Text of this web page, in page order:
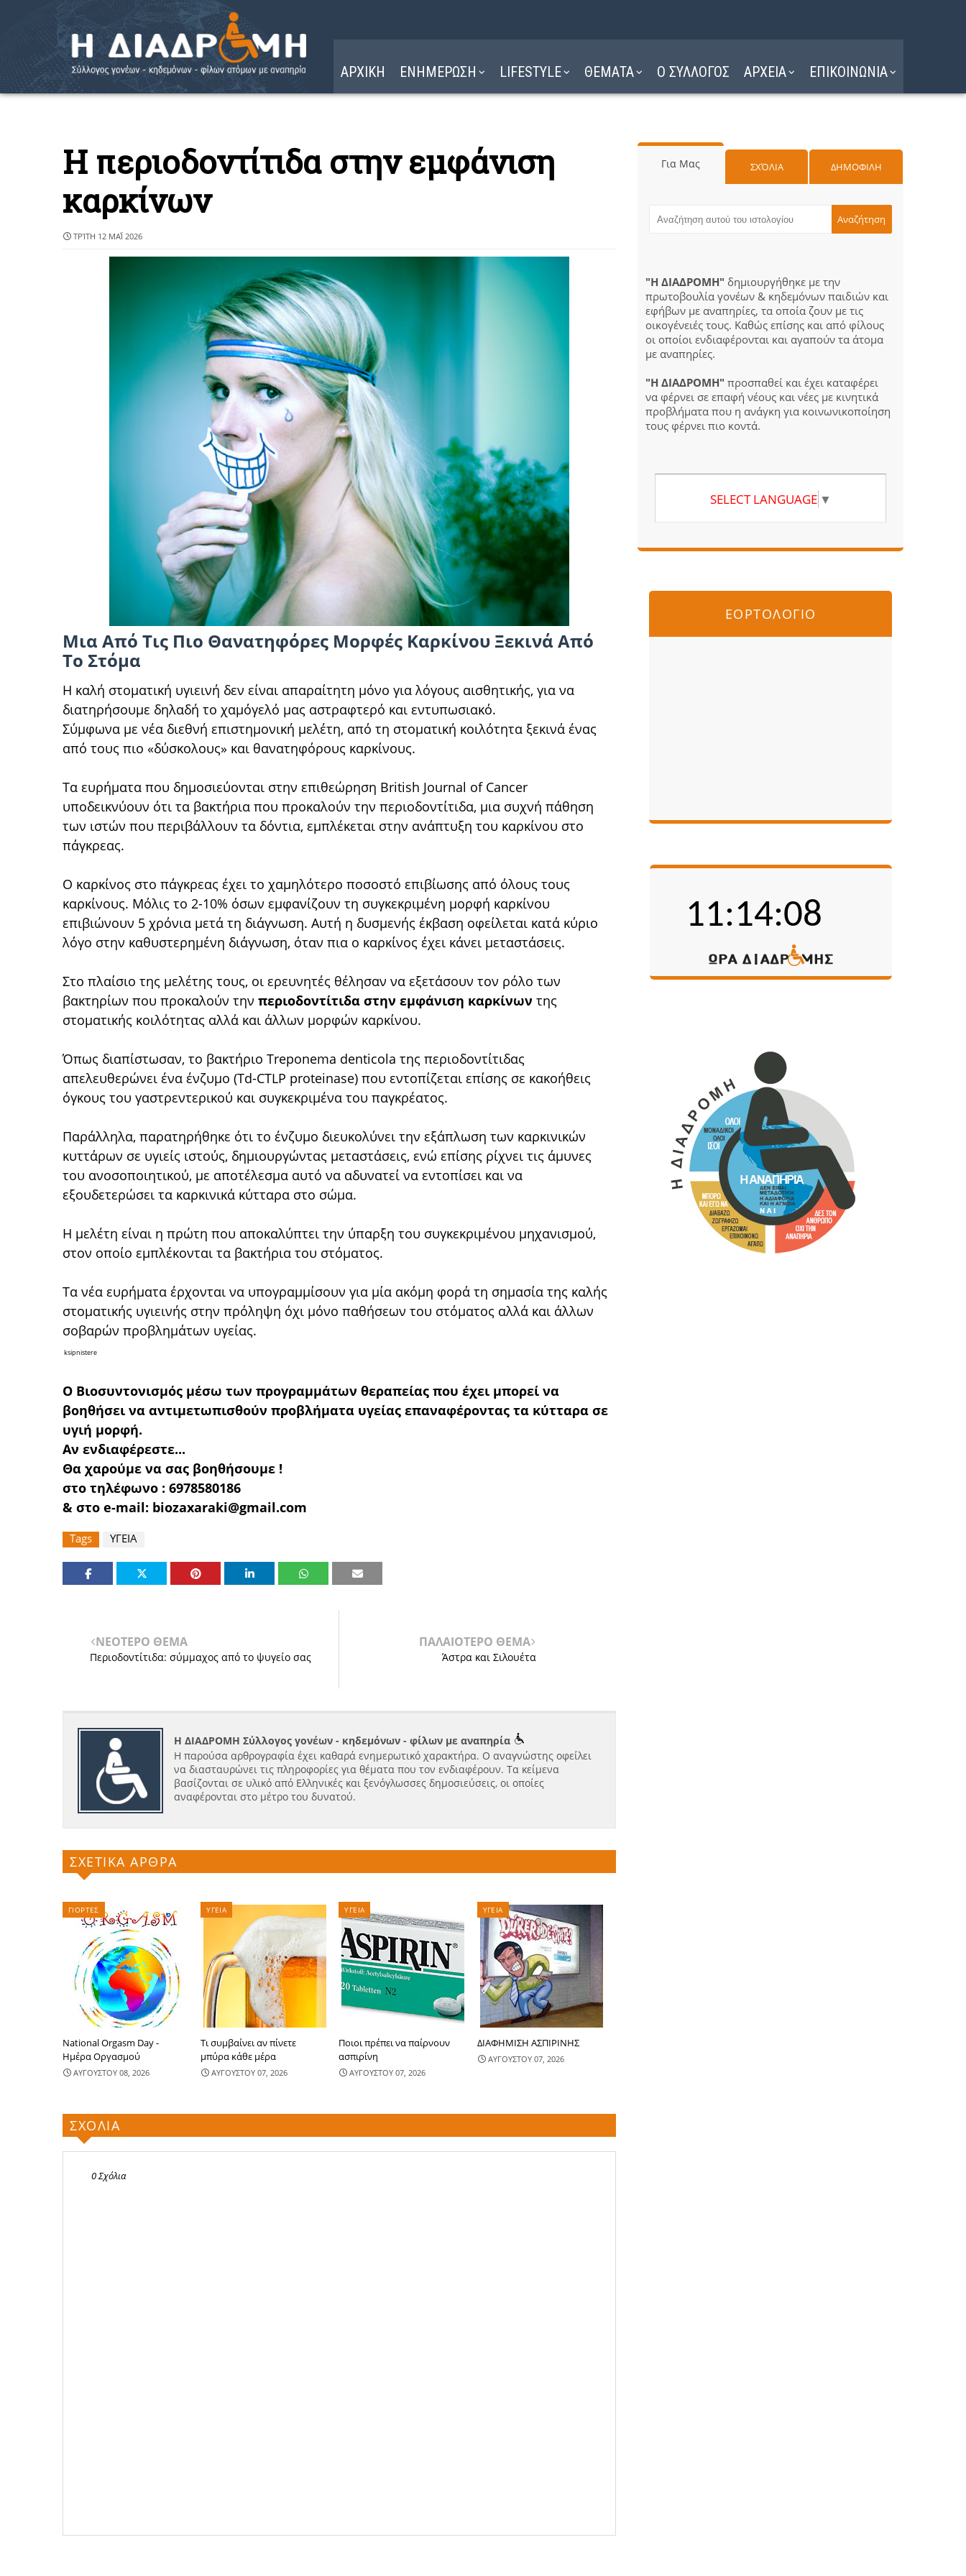
ΑΡΧΙΚΗ ΕΝΗΜΕΡΩΣΗ LIFESTYLE ΘΕΜΑΤΑ Ο ΣΥΛΛΟΓΟΣ ΑΡΧΕΙΑ ΕΠΙΚΟΙΝΩΝΙΑ
Η περιοδοντίτιδα στην εμφάνιση
καρκίνων
ΤΡΊΤΗ 12 ΜΑΪ́ 2026
Μια Από Τις Πιο Θανατηφόρες Μορφές Καρκίνου Ξεκινά Από
Το Στόμα
Η καλή στοματική υγιεινή δεν είναι απαραίτητη μόνο για λόγους αισθητικής, για να
διατηρήσουμε δηλαδή το χαμόγελό μας αστραφτερό και εντυπωσιακό.
Σύμφωνα με νέα διεθνή επιστημονική μελέτη, από τη στοματική κοιλότητα ξεκινά ένας
από τους πιο «δύσκολους» και θανατηφόρους καρκίνους.
Τα ευρήματα που δημοσιεύονται στην επιθεώρηση British Journal of Cancer
υποδεικνύουν ότι τα βακτήρια που προκαλούν την περιοδοντίτιδα, μια συχνή πάθηση
των ιστών που περιβάλλουν τα δόντια, εμπλέκεται στην ανάπτυξη του καρκίνου στο
πάγκρεας.
Ο καρκίνος στο πάγκρεας έχει το χαμηλότερο ποσοστό επιβίωσης από όλους τους
καρκίνους. Μόλις το 2-10% όσων εμφανίζουν τη συγκεκριμένη μορφή καρκίνου
επιβιώνουν 5 χρόνια μετά τη διάγνωση. Αυτή η δυσμενής έκβαση οφείλεται κατά κύριο
λόγο στην καθυστερημένη διάγνωση, όταν πια ο καρκίνος έχει κάνει μεταστάσεις.
Στο πλαίσιο της μελέτης τους, οι ερευνητές θέλησαν να εξετάσουν τον ρόλο των
βακτηρίων που προκαλούν την περιοδοντίτιδα στην εμφάνιση καρκίνων της
στοματικής κοιλότητας αλλά και άλλων μορφών καρκίνου.
Όπως διαπίστωσαν, το βακτήριο Treponema denticola της περιοδοντίτιδας
απελευθερώνει ένα ένζυμο (Td-CTLP proteinase) που εντοπίζεται επίσης σε κακοήθεις
όγκους του γαστρεντερικού και συγκεκριμένα του παγκρέατος.
Παράλληλα, παρατηρήθηκε ότι το ένζυμο διευκολύνει την εξάπλωση των καρκινικών
κυττάρων σε υγιείς ιστούς, δημιουργώντας μεταστάσεις, ενώ επίσης ρίχνει τις άμυνες
του ανοσοποιητικού, με αποτέλεσμα αυτό να αδυνατεί να εντοπίσει και να
εξουδετερώσει τα καρκινικά κύτταρα στο σώμα.
Η μελέτη είναι η πρώτη που αποκαλύπτει την ύπαρξη του συγκεκριμένου μηχανισμού,
στον οποίο εμπλέκονται τα βακτήρια του στόματος.
Τα νέα ευρήματα έρχονται να υπογραμμίσουν για μία ακόμη φορά τη σημασία της καλής
στοματικής υγιεινής στην πρόληψη όχι μόνο παθήσεων του στόματος αλλά και άλλων
σοβαρών προβλημάτων υγείας.
ksipnistere
Ο Βιοσυντονισμός μέσω των προγραμμάτων θεραπείας που έχει μπορεί να
βοηθήσει να αντιμετωπισθούν προβλήματα υγείας επαναφέροντας τα κύτταρα σε
υγιή μορφή.
Αν ενδιαφέρεστε...
Θα χαρούμε να σας βοηθήσουμε !
στο τηλέφωνο : 6978580186
& στο e-mail: biozaxaraki@gmail.com
Tags ΥΓΕΙΑ
ΝΕΟΤΕΡΟ ΘΕΜΑ
Περιοδοντίτιδα: σύμμαχος από το ψυγείο σας
ΠΑΛΑΙΟΤΕΡΟ ΘΕΜΑ
Άστρα και Σιλουέτα
Η ΔΙΑΔΡΟΜΗ Σύλλογος γονέων - κηδεμόνων - φίλων με αναπηρία
Η παρούσα αρθρογραφία έχει καθαρά ενημερωτικό χαρακτήρα. Ο αναγνώστης οφείλει
να διασταυρώνει τις πληροφορίες για θέματα που τον ενδιαφέρουν. Τα κείμενα
βασίζονται σε υλικό από Ελληνικές και ξενόγλωσσες δημοσιεύσεις, οι οποίες
αναφέρονται στο μέτρο του δυνατού.
ΣΧΕΤΙΚΑ ΑΡΘΡΑ
ΓΙΟΡΤΕΣ
National Orgasm Day -
Ημέρα Oργασμού
ΑΥΓΟΥΣΤΟΥ 08, 2026
ΥΓΕΙΑ
Τι συμβαίνει αν πίνετε
μπύρα κάθε μέρα
ΑΥΓΟΥΣΤΟΥ 07, 2026
ΥΓΕΙΑ
Ποιοι πρέπει να παίρνουν
ασπιρίνη
ΑΥΓΟΥΣΤΟΥ 07, 2026
ΥΓΕΙΑ
ΔΙΑΦΗΜΙΣΗ ΑΣΠΙΡΙΝΗΣ
ΑΥΓΟΥΣΤΟΥ 07, 2026
ΣΧΟΛΙΑ
0 Σχόλια
Για Μας ΣΧΌΛΙΑ ΔΗΜΟΦΙΛΗ
"Η ΔΙΑΔΡΟΜΗ" δημιουργήθηκε με την
πρωτοβουλία γονέων & κηδεμόνων παιδιών και
εφήβων με αναπηρίες, τα οποία ζουν με τις
οικογένειές τους. Καθώς επίσης και από φίλους
οι οποίοι ενδιαφέρονται και αγαπούν τα άτομα
με αναπηρίες.
"Η ΔΙΑΔΡΟΜΗ" προσπαθεί και έχει καταφέρει
να φέρνει σε επαφή νέους και νέες με κινητικά
προβλήματα που η ανάγκη για κοινωνικοποίηση
τους φέρνει πιο κοντά.
SELECT LANGUAGE ▼
ΕΟΡΤΟΛΟΓΙΟ